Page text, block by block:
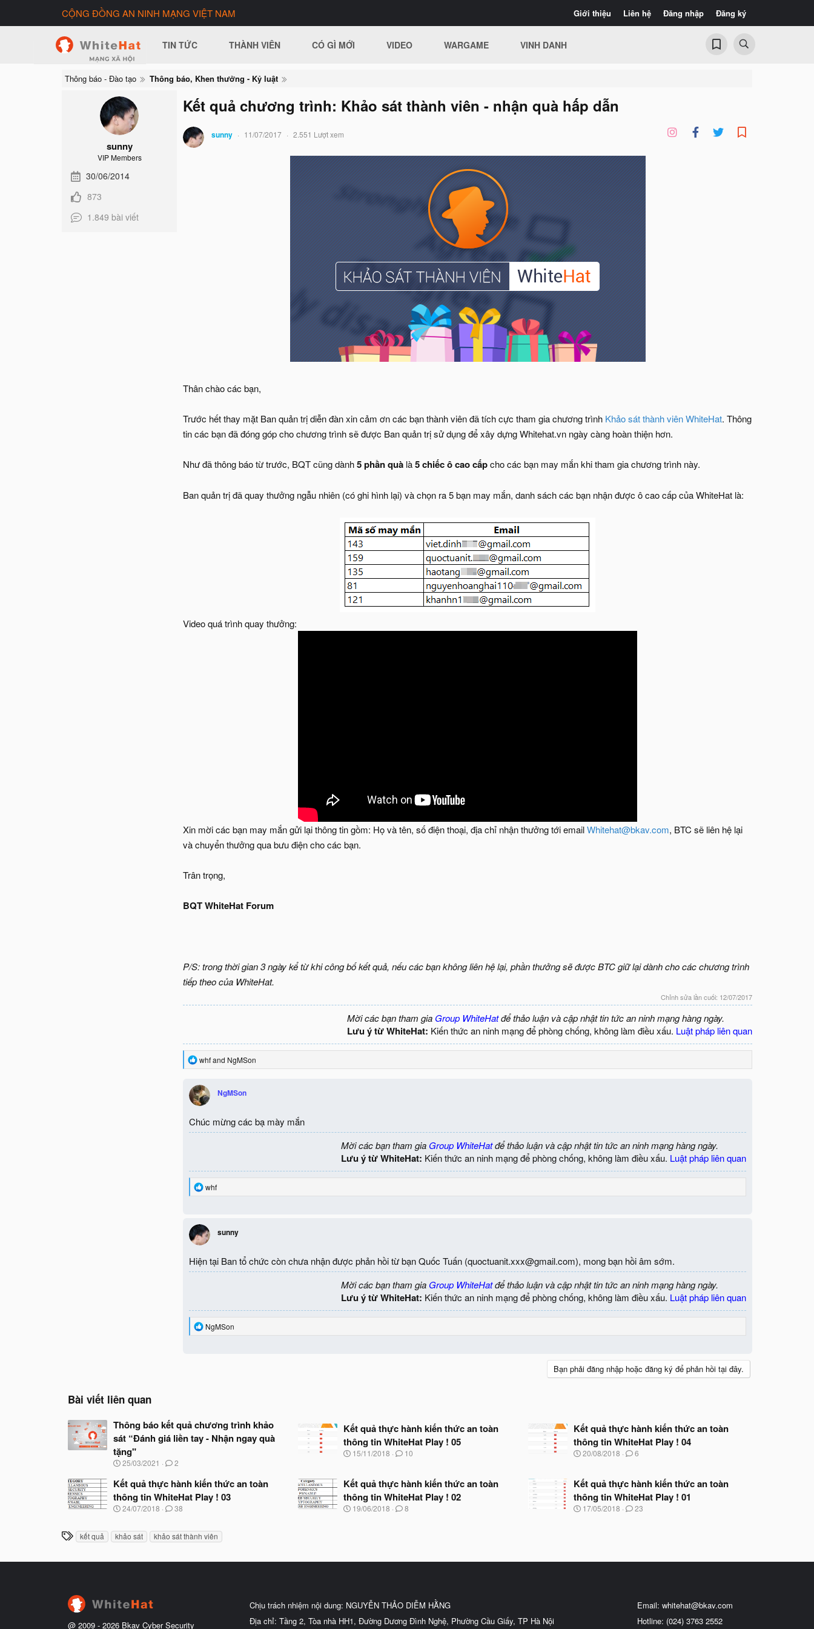
Giới thiệu Liên hệ Đăng nhập Đăng ký
CỘNG ĐỒNG AN NINH MẠNG VIỆT NAM
TIN TỨC THÀNH VIÊN CÓ GÌ MỚI VIDEO WARGAME VINH DANH
Thông báo - Đào tạo Thông báo, Khen thưởng - Kỷ luật
sunny
VIP Members
30/06/2014
873
1.849 bài viết
Kết quả chương trình: Khảo sát thành viên - nhận quà hấp dẫn
sunny 11/07/2017 2.551 Lượt xem
Thân chào các bạn,
Trước hết thay mặt Ban quản trị diễn đàn xin cảm ơn các bạn thành viên đã tích cực tham gia chương trình Khảo sát thành viên WhiteHat. Thông
tin các bạn đã đóng góp cho chương trình sẽ được Ban quản trị sử dụng để xây dựng Whitehat.vn ngày càng hoàn thiện hơn.
Như đã thông báo từ trước, BQT cũng dành5 phần quà là5 chiếc ô cao cấpcho các bạn may mắn khi tham gia chương trình này.
Ban quản trị đã quay thưởng ngẫu nhiên (có ghi hình lại) và chọn ra 5 bạn may mắn, danh sách các bạn nhận được ô cao cấp của WhiteHat là:
Video quá trình quay thưởng:
Xin mời các bạn may mắn gửi lại thông tin gồm: Họ và tên, số điện thoại, địa chỉ nhận thưởng tới emailWhitehat@bkav.com, BTC sẽ liên hệ lại
và chuyển thưởng qua bưu điện cho các bạn.
Trân trọng,
BQT WhiteHat Forum
P/S: trong thời gian 3 ngày kể từ khi công bố kết quả, nếu các bạn không liên hệ lại, phần thưởng sẽ được BTC giữ lại dành cho các chương trình
tiếp theo của WhiteHat.
Chỉnh sửa lần cuối: 12/07/2017
Mời các bạn tham gia Group WhiteHatđể thảo luận và cập nhật tin tức an ninh mạng hàng ngày.
Lưu ý từ WhiteHat: Kiến thức an ninh mạng để phòng chống, không làm điều xấu. Luật pháp liên quan
R
e
c
t
i
n
s
whfand NgMSon
NgMSon
Chúc mừng các bạ mày mắn
Mời các bạn tham gia Group WhiteHatđể thảo luận và cập nhật tin tức an ninh mạng hàng ngày.
Lưu ý từ WhiteHat: Kiến thức an ninh mạng để phòng chống, không làm điều xấu. Luật pháp liên quan
R
t
i
o
s
:
whf
sunny
Hiện tại Ban tổ chức còn chưa nhận được phản hồi từ bạn Quốc Tuấn (quoctuanit.xxx@gmail.com), mong bạn hồi âm sớm.
Mời các bạn tham gia Group WhiteHatđể thảo luận và cập nhật tin tức an ninh mạng hàng ngày.
Lưu ý từ WhiteHat: Kiến thức an ninh mạng để phòng chống, không làm điều xấu. Luật pháp liên quan
R
NgMSon
Bạn phải đăng nhập hoặc đăng ký để phản hồi tại đây.
Bài viết liên quan
Thông báo kết quả chương trình khảo
sát “Đánh giá liền tay - Nhận ngay quà
tặng"
N
à
b
ắ
đ
ầ
25/03/2021 2
Kết quả thực hành kiến thức an toàn
thông tin WhiteHat Play ! 05
N
y
ắ
t
15/11/2018 10
Kết quả thực hành kiến thức an toàn
thông tin WhiteHat Play ! 04
N
y
ắ
t
20/08/2018 6
Kết quả thực hành kiến thức an toàn
thông tin WhiteHat Play ! 03
N
y
24/07/2018 38
Kết quả thực hành kiến thức an toàn
thông tin WhiteHat Play ! 02
N
19/06/2018 8
Kết quả thực hành kiến thức an toàn
thông tin WhiteHat Play ! 01
N
17/05/2018 23
T
ẻ
kết quả khảo sát khảo sát thành viên
@ 2009 - 2026 Bkav Cyber Security
Chịu trách nhiệm nội dung: NGUYỄN THẢO DIỄM HẰNG
Địa chỉ: Tầng 2, Tòa nhà HH1, Đường Dương Đình Nghệ, Phường Cầu Giấy, TP Hà Nội
Email: whitehat@bkav.com
Hotline: (024) 3763 2552